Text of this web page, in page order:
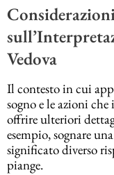
Vedova
Il contesto in cui
sogno e le azioni
offrire ulteriori
esempio, sognare
significato diverso
piange.